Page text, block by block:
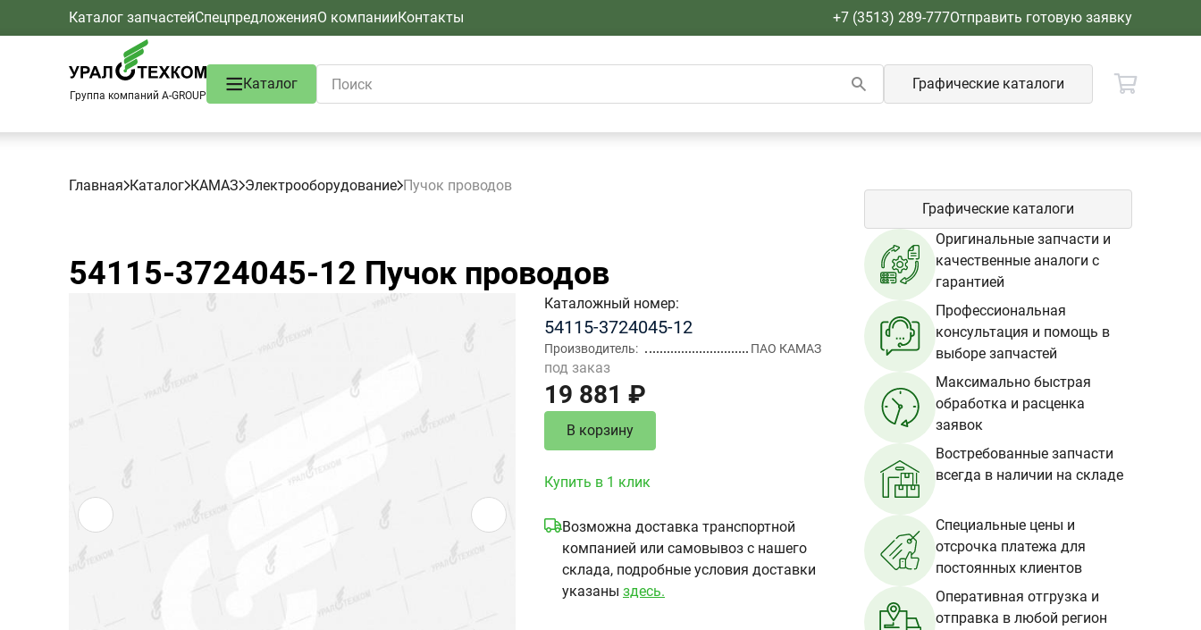
Каталог запчастейСпецпредложенияО компанииКонтакты +7 (3513) 289-777Отправить готовую заявку
Группа компаний A-GROUP
Каталог Графические каталоги
Главная Каталог КАМАЗ Электрооборудование Пучок проводов
54115-3724045-12 Пучок проводов
Каталожный номер
54115-3724045-12
Производитель ПАО КАМАЗ
под заказ
19 881 ₽
В корзину
Купить в 1 клик
Возможна доставка транспортной
компанией или самовывоз с нашего
склада, подробные условия доставки
указаны здесь.
Графические каталоги
Оригинальные запчасти и
качественные аналоги с
гарантией
Профессиональная
консультация и помощь в
выборе запчастей
Максимально быстрая
обработка и расценка
заявок
Востребованные запчасти
всегда в наличии на складе
Специальные цены и
отсрочка платежа для
постоянных клиентов
Оперативная отгрузка и
отправка в любой регион